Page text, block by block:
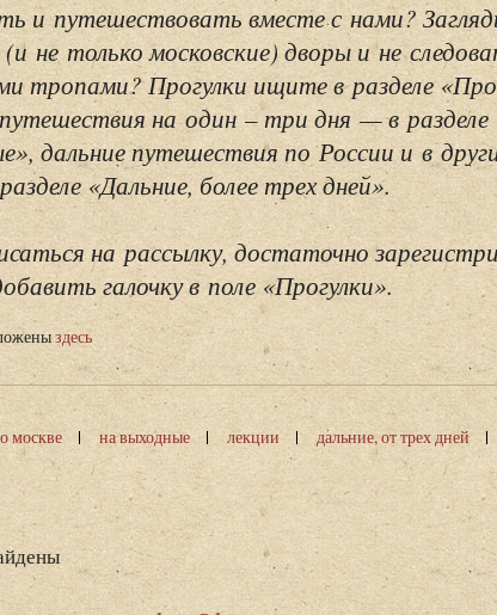
и путешествовать вместе с нами?
(и не только московские) дворы и не
тропами? Прогулки ищите в разделе
на один – три дня — в разделе
дальние путешествия по России и в
«Дальние, более трех дней».
на рассылку, достаточно
галочку в поле «Прогулки».
здесь
москве на выходные лекции дальние, от трех дней